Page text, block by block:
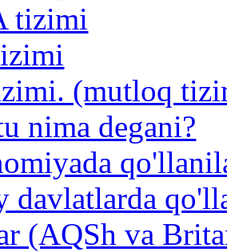
tizimi
(mutloq
nima degani?
davlatlarda
(AQSh va